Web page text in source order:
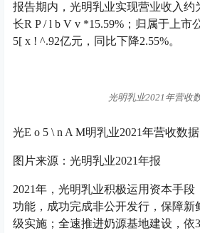
报告期内，光明乳业实现营业收入约
长R P / l b V v *15.59%；归属于上市
5[ x ! ^.92亿元，同比下降2.55%。
光明乳业2021年营收
光E o 5 \ n A M明乳业2021年营收数据
图片来源：光明乳业2021年报
2021年，光明乳业积极运用资本手段
功能，成功完成非公开发行，保障新
级实施；全速推进奶源基地建设，依